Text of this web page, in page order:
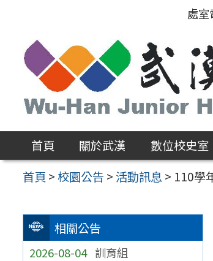
區
處室
首頁 關於武漢 數位校史室
首頁 >校園公告 > 活動訊息 > 110學
相關公告
2026-08-04 訓育組